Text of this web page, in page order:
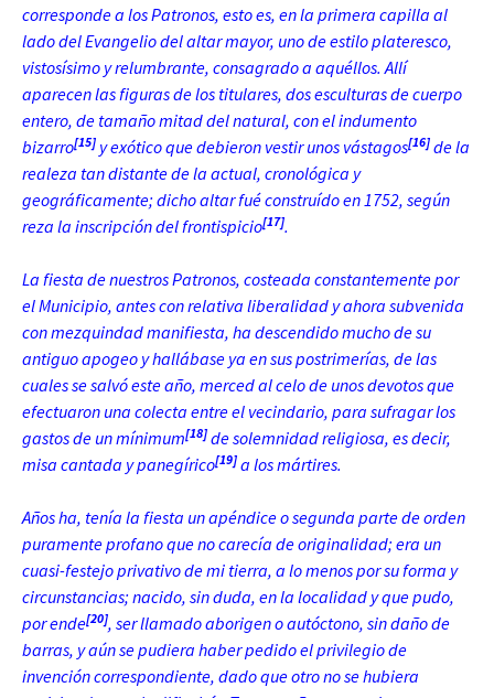
corresponde a los Patronos, esto es, en la primera capilla al
lado del Evangelio del altar mayor, uno de estilo plateresco,
vistosísimo y relumbrante, consagrado a aquéllos. Allí
aparecen las figuras de los titulares, dos esculturas de cuerpo
entero, de tamaño mitad del natural, con el indumento
bizarro[15] yexótico que debieron vestir unos vástagos[16] de la
realeza tan distante de la actual, cronológica y
geográficamente; dicho altar fué construído en 1752, según
reza la inscripción del frontispicio[17].
La fiesta de nuestros Patronos, costeada constantemente por
el Municipio, antes con relativa liberalidad y ahora subvenida
con mezquindad manifiesta, ha descendido mucho de su
antiguo apogeo y hallábase ya en sus postrimerías, de las
cuales se salvó este año, merced al celo de unos devotos que
efectuaron una colecta entre el vecindario, para sufragar los
gastos de un mínimum[18] de solemnidad religiosa, es decir,
misa cantada y panegírico[19] a los mártires.
Años ha, tenía la fiesta un apéndice o segunda parte de orden
puramente profano que no carecía de originalidad; era un
cuasi-festejo privativo de mi tierra, a lo menos por su forma y
circunstancias; nacido, sin duda, en la localidad y que pudo,
por ende[20], ser llamado aborigen o autóctono, sin daño de
barras, y aún se pudiera haber pedido el privilegio de
invención correspondiente, dado que otro no se hubiera